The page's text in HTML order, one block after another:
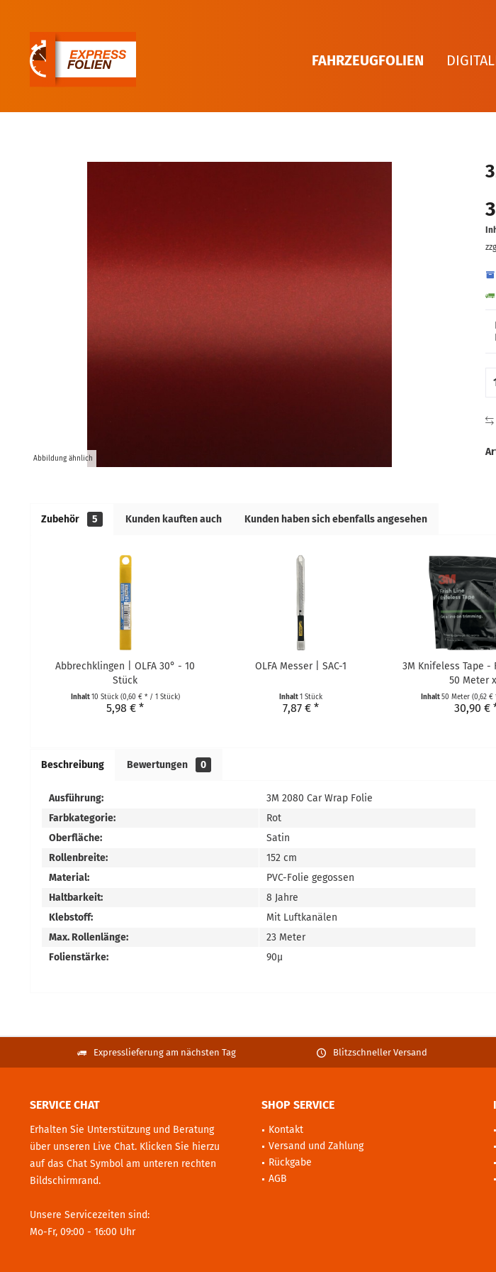
FAHRZEUGFOLIEN
Abbildung ähnlich
Zubehör 5 Kunden kauften auch Kunden haben sich ebenfalls angesehen
Abbrechklingen | OLFA 30° - 10
Stück
Inhalt10 Stück (0,60 € * / 1 Stück)
5,98 € *
OLFA Messer | SAC-1
Inhalt1 Stück
7,87 € *
3M Knifeless Tape -
50 Meter
Inhalt50 Meter (0,62 €
30,90 €
Beschreibung Bewertungen 0
Ausführung:
3M 2080 Car Wrap Folie
Farbkategorie:
Rot
Oberfläche:
Satin
Rollenbreite:
152 cm
Material:
PVC-Folie gegossen
Haltbarkeit:
8 Jahre
Klebstoff:
Mit Luftkanälen
Max. Rollenlänge:
23 Meter
Folienstärke:
90µ
Expresslieferung am nächsten Tag Blitzschneller Versand
SERVICE CHAT
Erhalten Sie Unterstützung und Beratung
über unseren Live Chat. Klicken Sie hierzu
auf das Chat Symbol am unteren rechten
Bildschirmrand.
Unsere Servicezeiten sind:
Mo-Fr, 09:00 - 16:00 Uhr
SHOP SERVICE
Kontakt
Versand und Zahlung
Rückgabe
AGB